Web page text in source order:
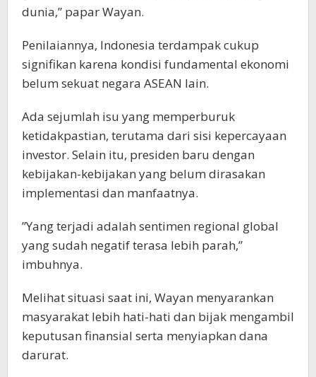
dunia,” papar Wayan.
Penilaiannya, Indonesia terdampak cukup
signifikan karena kondisi fundamental ekonomi
belum sekuat negara ASEAN lain.
Ada sejumlah isu yang memperburuk
ketidakpastian, terutama dari sisi kepercayaan
investor. Selain itu, presiden baru dengan
kebijakan-kebijakan yang belum dirasakan
implementasi dan manfaatnya.
”Yang terjadi adalah sentimen regional global
yang sudah negatif terasa lebih parah,”
imbuhnya.
Melihat situasi saat ini, Wayan menyarankan
masyarakat lebih hati-hati dan bijak mengambil
keputusan finansial serta menyiapkan dana
darurat.